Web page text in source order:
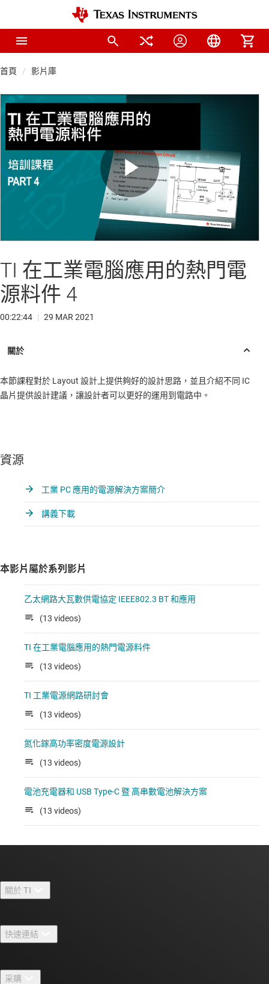
首頁 影片庫
Play
Video
TI 在工業電腦應用的熱門電
源料件 4
00:22:44 | 29 MAR 2021
本節課程對於 Layout 設計上提供夠好的設計思路，並且介紹不同 IC
晶片提供設計建議，讓設計者可以更好的運用到電路中。
資源
工業 PC 應用的電源解決方案簡介
講義下載
本影片屬於系列影片
乙太網路大瓦數供電協定 IEEE802.3 BT 和應用
(13 videos)
TI 在工業電腦應用的熱門電源料件
(13 videos)
TI 工業電源網路研討會
(13 videos)
氮化鎵高功率密度電源設計
(13 videos)
電池充電器和 USB Type-C 暨 高串數電池解決方案
(13 videos)
關於 TI
人才招募
新聞室
快速連結
采購